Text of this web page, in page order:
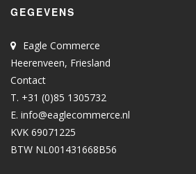
GEGEVENS
Eagle Commerce
Heerenveen, Friesland
Contact
T. +31 (0)85 1305732
E. info@eaglecommerce.nl
KVK 69071225
BTW NL001431668B56